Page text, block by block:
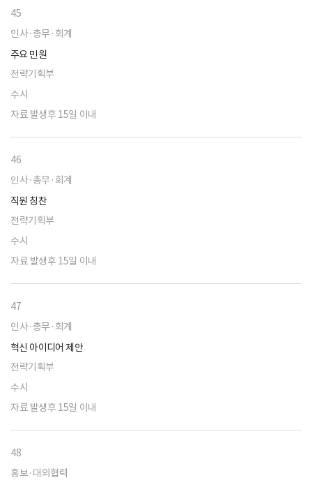
45
인사·총무·회계
주요 민원
전략기획부
수시
자료 발생후 15일 이내
46
인사·총무·회계
직원 칭찬
전략기획부
수시
자료 발생후 15일 이내
47
인사·총무·회계
혁신 아이디어 제안
전략기획부
수시
자료 발생후 15일 이내
48
홍보·대외협력